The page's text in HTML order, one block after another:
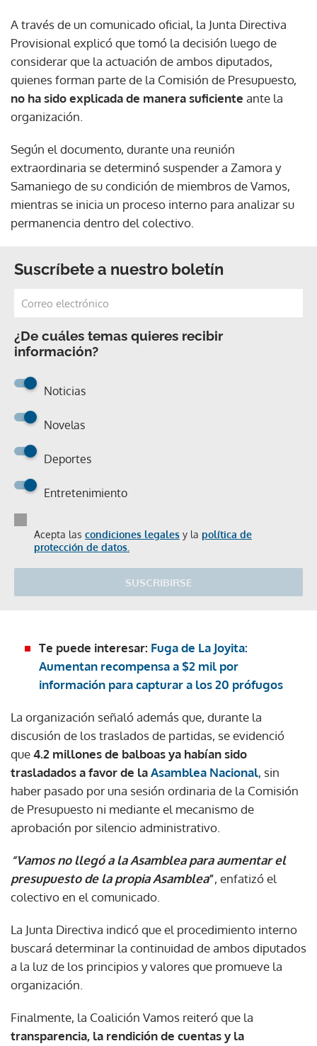
A través de un comunicado oficial, la Junta Directiva
Provisional explicó que tomó la decisión luego de
considerar que la actuación de ambos diputados,
quienes forman parte de la Comisión de Presupuesto,
no ha sido explicada de manera suficiente ante la
organización.
Según el documento, durante una reunión
extraordinaria se determinó suspender a Zamora y
Samaniego de su condición de miembros de Vamos,
mientras se inicia un proceso interno para analizar su
permanencia dentro del colectivo.
Suscríbete a nuestro boletín
¿De cuáles temas quieres recibir
información?
Noticias
Novelas
Deportes
Entretenimiento
Acepta las condiciones legales y la política de
protección de datos.
SUSCRIBIRSE
Te puede interesar: Fuga de La Joyita:
Aumentan recompensa a $2 mil por
información para capturar a los 20 prófugos
La organización señaló además que, durante la
discusión de los traslados de partidas, se evidenció
que4.2 millones de balboas ya habían sido
trasladados a favor de laAsamblea Nacional, sin
haber pasado por una sesión ordinaria de la Comisión
de Presupuesto ni mediante el mecanismo de
aprobación por silencio administrativo.
“Vamos no llegó a la Asamblea para aumentar el
presupuesto de la propia Asamblea”, enfatizó el
colectivo en el comunicado.
La Junta Directiva indicó que el procedimiento interno
buscará determinar la continuidad de ambos diputados
a la luz de los principios y valores que promueve la
organización.
Finalmente, la Coalición Vamos reiteró que la
transparencia, la rendición de cuentas y la